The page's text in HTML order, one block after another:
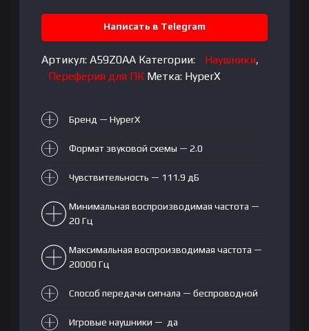
Написать в Telegram
Артикул:A59Z0AA Категории: Наушники,
Переферия для ПК Метка: HyperX
Бренд — HyperX
Формат звуковой схемы — 2.0
Чувствительность — 111.9 дБ
Минимальная воспроизводимая частота —
20 Гц
Максимальная воспроизводимая частота —
20000 Гц
Способ передачи сигнала — беспроводной
Игровые наушники — да